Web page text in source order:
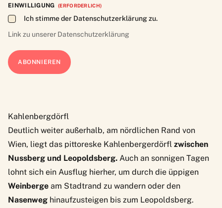
EINWILLIGUNG (ERFORDERLICH)
Ich stimme der Datenschutzerklärung zu.
Link zu unserer Datenschutzerklärung
Kahlenbergdörfl
Deutlich weiter außerhalb, am nördlichen Rand von
Wien, liegt das pittoreske Kahlenbergerdörfl zwischen
Nussberg und Leopoldsberg. Auch an sonnigen Tagen
lohnt sich ein Ausflug hierher, um durch die üppigen
Weinberge am Stadtrand zu wandern oder den
Nasenweg hinaufzusteigen bis zum Leopoldsberg.